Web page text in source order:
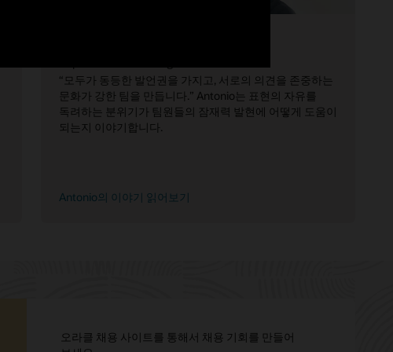
“모두가 동등한 발언권을 가지고, 서로의 의견을 존중하는
문화가 강한 팀을 만듭니다.” Antonio는 표현의 자유를
독려하는 분위기가 팀원들의 잠재력 발현에 어떻게 도움이
되는지 이야기합니다.
Antonio의 이야기 읽어보기
오라클 채용 사이트를 통해서 채용 기회를 만들어